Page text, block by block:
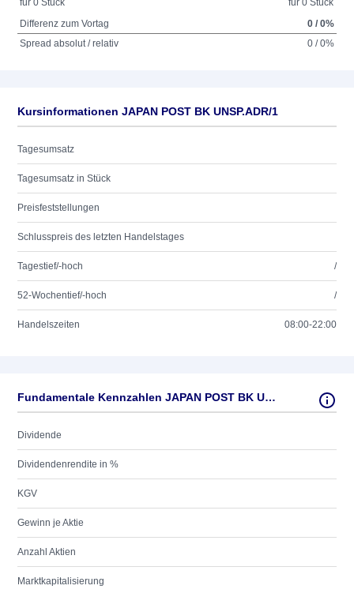
für 0 Stück
für 0 Stück
Differenz zum Vortag
0 / 0%
Spread absolut / relativ
0 / 0%
Kursinformationen JAPAN POST BK UNSP.ADR/1
Tagesumsatz
Tagesumsatz in Stück
Preisfeststellungen
Schlusspreis des letzten Handelstages
Tagestief/-hoch /
52-Wochentief/-hoch /
Handelszeiten 08:00-22:00
Fundamentale Kennzahlen JAPAN POST BK UNSP.ADR/1
Dividende
Dividendenrendite in %
KGV
Gewinn je Aktie
Anzahl Aktien
Marktkapitalisierung